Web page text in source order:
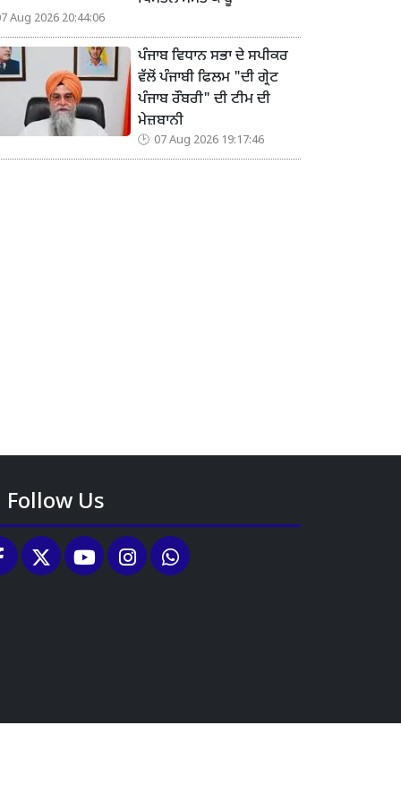
Aug 2026 20:44:06
ਪੰਜਾਬ ਵਿਧਾਨ ਸਭਾ ਦੇ ਸਪੀਕਰ
ਵੱਲੋਂ ਪੰਜਾਬੀ ਫਿਲਮ "ਦੀ ਗ੍ਰੇਟ
ਪੰਜਾਬ ਰੌਬਰੀ" ਦੀ ਟੀਮ ਦੀ
ਮੇਜ਼ਬਾਨੀ
07 Aug 2026 19:17:46
Follow Us